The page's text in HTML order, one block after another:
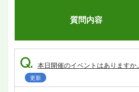
質問内容
Q. 本日開催のイベントはありますか。
更新